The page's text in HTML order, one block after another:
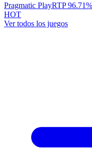
Pragmatic PlayRTP96.71%
HOT
Ver todos los juegos